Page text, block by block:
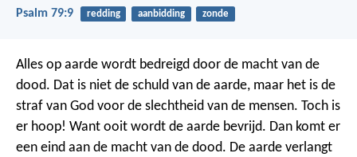
Psalm 79:9 redding aanbidding zonde
Alles op aarde wordt bedreigd door de macht van de
dood. Dat is niet de schuld van de aarde, maar het is de
straf van God voor de slechtheid van de mensen. Toch is
er hoop! Want ooit wordt de aarde bevrijd. Dan komt er
een eind aan de macht van de dood. De aarde verlangt